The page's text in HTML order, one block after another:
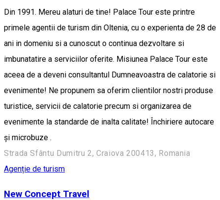
Din 1991. Mereu alaturi de tine! Palace Tour este printre
primele agentii de turism din Oltenia, cu o experienta de 28 de
ani in domeniu si a cunoscut o continua dezvoltare si
imbunatatire a serviciilor oferite. Misiunea Palace Tour este
aceea de a deveni consultantul Dumneavoastra de calatorie si
evenimente! Ne propunem sa oferim clientilor nostri produse
turistice, servicii de calatorie precum si organizarea de
evenimente la standarde de inalta calitate! Închiriere autocare
și microbuze .
Strada Sfântu Dumitru 2, Craiova 200413, Romania
Agenție de turism
New Concept Travel